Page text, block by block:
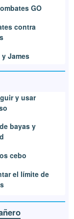
GO
contra
James
y usar
bayas y
cebo
el límite de